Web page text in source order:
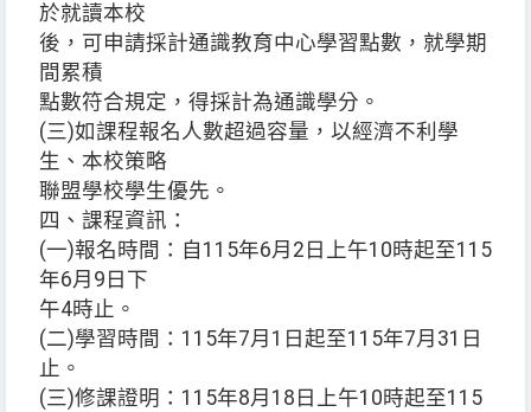
於就讀本校
後，可申請採計通識教育中心學習點數，就學期
間累積
點數符合規定，得採計為通識學分。
(三)如課程報名人數超過容量，以經濟不利學
生、本校策略
聯盟學校學生優先。
四、課程資訊：
(一)報名時間：自115年6月2日上午10時起至115
年6月9日下
午4時止。
(二)學習時間：115年7月1日起至115年7月31日
止。
(三)修課證明：115年8月18日上午10時起至115